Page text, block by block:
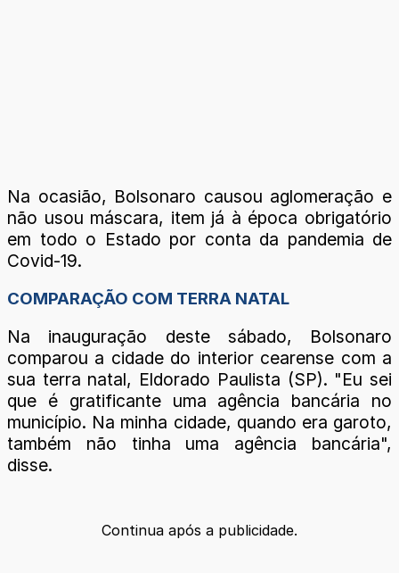
Na ocasião, Bolsonaro causou aglomeração e
não usou máscara, item já à época obrigatório
em todo o Estado por conta da pandemia de
Covid-19.
COMPARAÇÃO COM TERRA NATAL
Na inauguração deste sábado, Bolsonaro
comparou a cidade do interior cearense com a
sua terra natal, Eldorado Paulista (SP). "Eu sei
que é gratificante uma agência bancária no
município. Na minha cidade, quando era garoto,
também não tinha uma agência bancária",
disse.
Continua após a publicidade.